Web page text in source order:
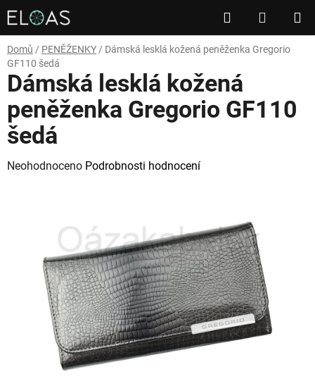
Přejít
na
obsah
Hledat
KOŠÍK
Domů / PENĚŽENKY / Dámská lesklá kožená peněženka Gregorio
GF110 šedá
Dámská lesklá kožená
peněženka Gregorio GF110
šedá
Průměrné
hvězdiček.
Neohodnoceno Podrobnosti hodnocení